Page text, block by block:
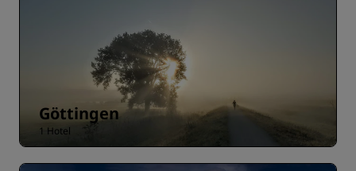
Göttingen
1 Hotel